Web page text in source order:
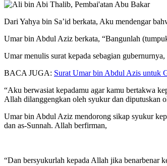
Dari Yahya bin Sa’id berkata, Aku mendengar
Umar bin Abdul Aziz berkata, “Bangunlah
Umar menulis surat kepada sebagian gubernurnya,
BACA JUGA: Surat Umar bin Abdul Azis untuk
“Aku berwasiat kepadamu agar kamu bertakwa
Allah dilanggengkan oleh syukur dan diputuskan
Umar bin Abdul Aziz mendorong sikap syukur
dan as-Sunnah. Allah berfirman,
“Dan bersyukurlah kepada Allah jika benarbenar